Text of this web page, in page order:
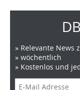
» Relevante News
» wöchentlich
» Kostenlos und